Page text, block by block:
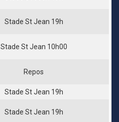
Stade St Jean 19h
Stade St Jean 10h00
Repos
Stade St Jean 19h
Stade St Jean 19h